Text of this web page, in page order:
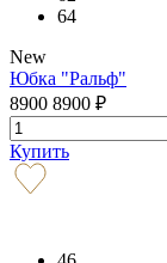
64
New
Юбка "Ральф"
8900 8900 ₽
Купить